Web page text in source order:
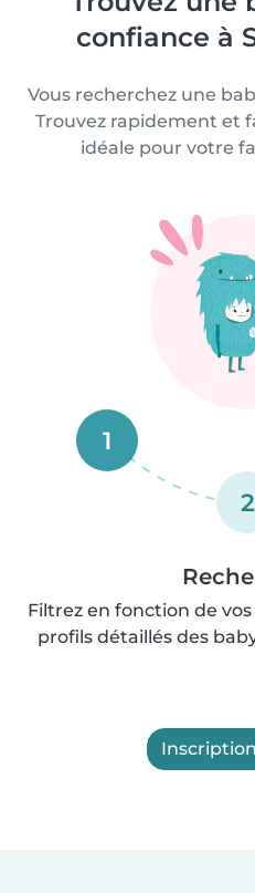
confiance à
Vous recherchez une
Trouvez rapidement et
idéale pour votre
1
2
Filtrez en fonction de
profils détaillés des